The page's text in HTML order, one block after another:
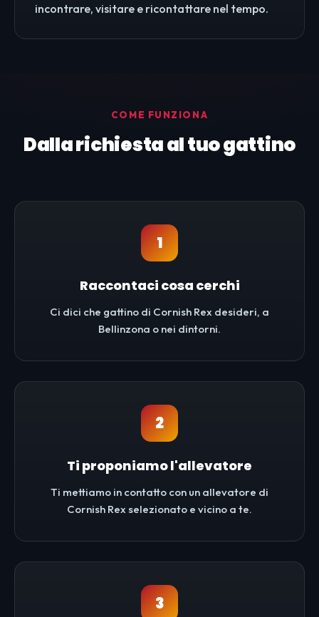
incontrare, visitare e ricontattare nel tempo.
COME FUNZIONA
Dalla richiesta al tuo gattino
1
Raccontaci cosa cerchi
Ci dici che gattino di Cornish Rex desideri, a
Bellinzona o nei dintorni.
2
Ti proponiamo l'allevatore
Ti mettiamo in contatto con un allevatore di
Cornish Rex selezionato e vicino a te.
3